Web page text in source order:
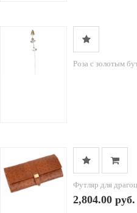
Роза с золотым
Футляр для
2,804.00 руб.